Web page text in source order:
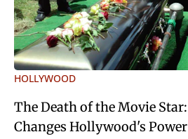
HOLLYWOOD
The Death of the Movie
Changes Hollywood's